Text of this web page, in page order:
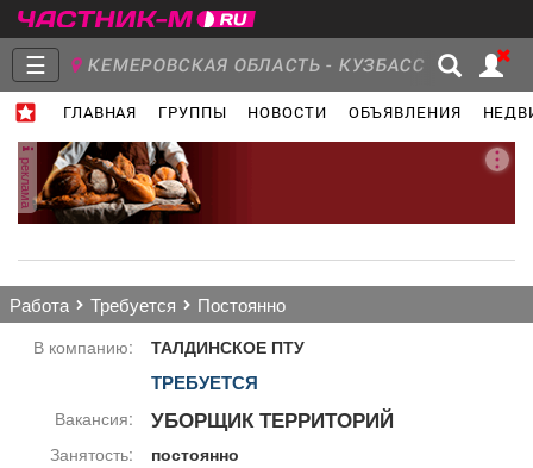
☰ КЕМЕРОВСКАЯ ОБЛАСТЬ - КУЗБАСС
ГЛАВНАЯ ГРУППЫ НОВОСТИ ОБЪЯВЛЕНИЯ
Главная
Группы Новости
Работа Транспорт Компании
реклама
работа требуется постоянно
В компанию: ТАЛДИНСКОЕ ПТУ
ТРЕБУЕТСЯ
Вакансия: УБОРЩИК ТЕРРИТОРИЙ
Занятость:
постоянно